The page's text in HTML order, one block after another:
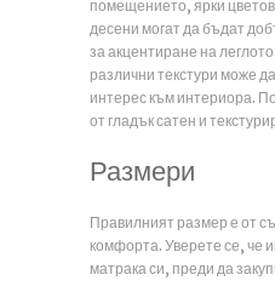
помещението, ярки
десени могат да бъдат
за акцентиране на
различни текстури може
интерес към интериора.
от гладък сатен и
Размери
Правилният размер е от
комфорта. Уверете се, че
матрака си, преди да